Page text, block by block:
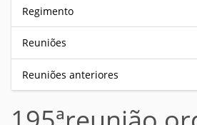
Regimento
Reuniões
Reuniões anteriores